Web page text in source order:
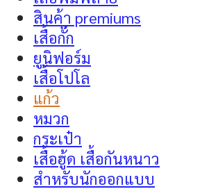
สินค้า premiums
เสื้อกั๊ก
ยูนิฟอร์ม
เสื้อโปโล
แก้ว
หมวก
กระเป๋า
เสื้อฮู้ด เสื้อกันหนาว
สำหรับนักออกแบบ